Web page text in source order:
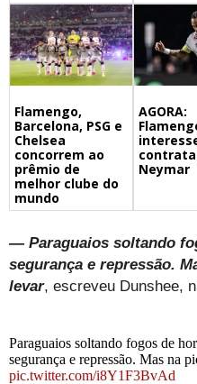
Flamengo,
Barcelona, PSG e
Chelsea
concorrem ao
prêmio de
melhor clube do
mundo
AGORA:
Neymar
— Paraguaios soltando
segurança e repressão.
levar, escreveu Dunshee,
Paraguaios soltando fogos de
segurança e repressão. Mas na
pic.twitter.com/i8Y1F3BvAd